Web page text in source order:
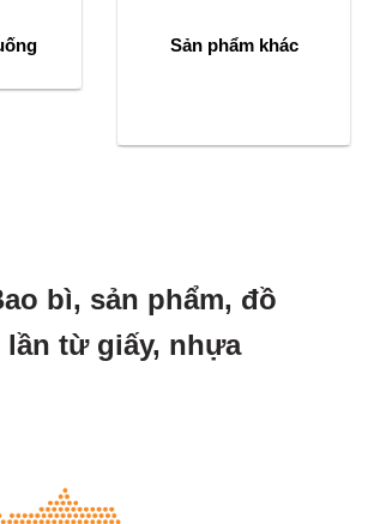
Sản phẩm khác
bì, sản phẩm, đồ
lần từ giấy, nhựa